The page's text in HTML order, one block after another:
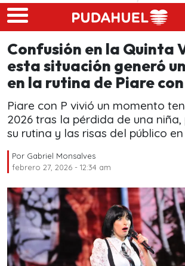
Skip to main content
Confusión en la Quinta
esta situación generó
en la rutina de Piare con
Piare con P vivió un momento
2026 tras la pérdida de una
su rutina y las risas del público
Por Gabriel Monsalves
febrero 27, 2026 - 12:34 am